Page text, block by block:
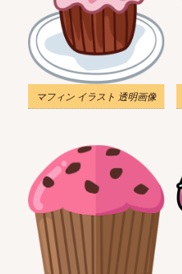
マフィン イラスト 透明画像